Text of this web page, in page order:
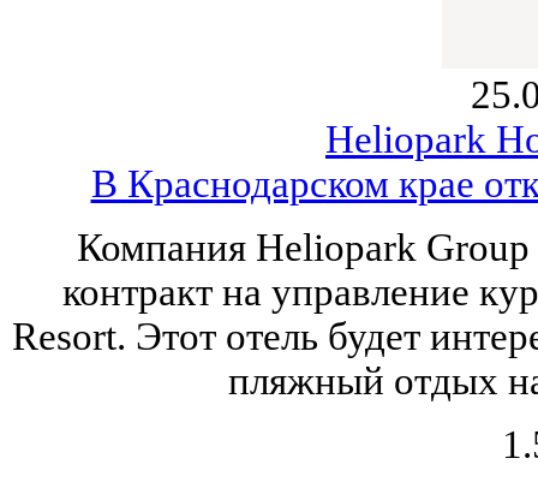
Heliopark
В Краснодарском крае
Компания Heliopark Group
контракт на управление
Resort. Этот отель будет
пляжный отдых